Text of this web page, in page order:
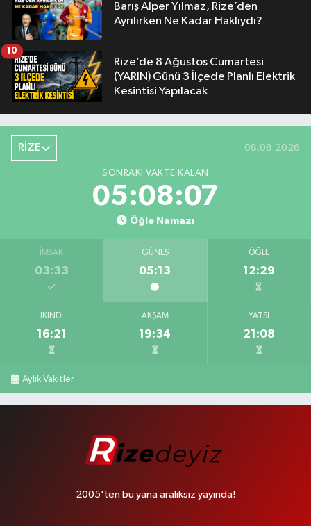
Barış Alper Yılmaz, Rize’den
Ayrılırken Ne Kadar Haklıydı?
Rize’de 8 Ağustos Cumartesi
(YARIN) Günü 3 İlçede Planlı Elektrik
Kesintisi Yapılacak
10
RİZE 08.08.2026
SONRAKI VAKTE KALAN
05:08:06
Öğle Namazı
İMSAK
03:33
GÜNEŞ
05:13
ÖĞLE
12:29
İKINDI
16:21
AKŞAM
19:34
YATSI
21:08
Aylık Vakitler
2005'ten bu yana aralıksız yayında!